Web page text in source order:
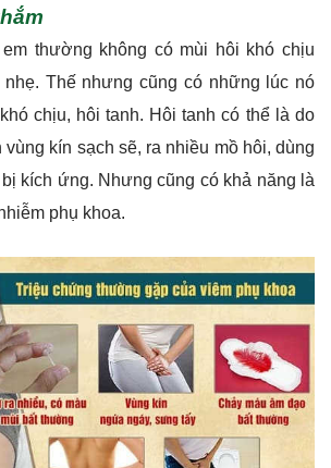
thường không có mùi hôi khó chịu
Thế nhưng cũng có những lúc nó
chịu, hôi tanh. Hôi tanh có thể là do
vùng kín sạch sẽ, ra nhiều mồ hôi, dùng
kích ứng. Nhưng cũng có khả năng là
phụ khoa.